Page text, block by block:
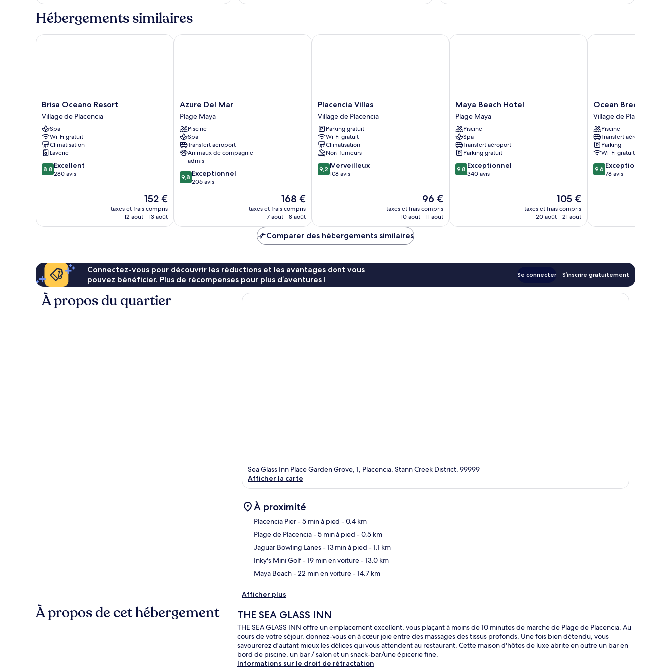
chambre
Simple
Simple
Studio
Hébergements similaires
Brisa
Oceano
Resort
Village
de
Placencia
Brisa Oceano Resort
Village de Placencia
Spa
Wi-Fi gratuit
Climatisation
Laverie
8.8
sur
8,8 Excellent
280 avis
Le
nouveau
prix
152 €
taxes et frais compris
12 août - 13 août
Brisa Oceano Resort
Azure
Del
Mar
Plage
Maya
Azure Del Mar
Plage Maya
Piscine
Spa
Transfert aéroport
Animaux de compagnie
admis
9.8
sur
9,8 Exceptionnel
206 avis
Le
nouveau
prix
de
168 €
168 €
taxes et frais compris
7 août - 8 août
Azure Del Mar
Placencia
Villas
Village
de
Placencia
Placencia Villas
Village de Placencia
Parking gratuit
Wi-Fi gratuit
Climatisation
Non-fumeurs
9.2
sur
9,2 Merveilleux
108 avis
Le
nouveau
prix
96 €
taxes et frais compris
10 août - 11 août
Placencia Villas
Maya
Beach
Hotel
Plage
Maya
Maya Beach Hotel
Plage Maya
Piscine
Spa
Transfert aéroport
Parking gratuit
9.8
sur
9,8 Exceptionnel
340 avis
Le
nouveau
prix
105 €
taxes et frais compris
20 août - 21 août
Maya Beach Hotel
Ocean
Breeze
Village
de
Placencia
Ocean Breeze
Village de Placencia
Piscine
Transfert aéroport
Parking
Wi-Fi gratuit
9.6
sur
9,6 Exceptionnel
78 avis
Ocean Breeze
Comparer des hébergements similaires
Connectez-vous pour découvrir les réductions et les avantages dont vous
pouvez bénéficier. Plus de récompenses pour plus d’aventures !
Se connecter S’inscrire gratuitement
À propos du quartier
Sea Glass Inn Place Garden Grove, 1, Placencia, Stann Creek District, 99999
Afficher la carte
À proximité
Placencia Pier- 5 min à pied - 0.4 km
Plage de Placencia- 5 min à pied - 0.5 km
Jaguar Bowling Lanes- 13 min à pied - 1.1 km
Inky's Mini Golf- 19 min en voiture- 13.0 km
Maya Beach- 22 min en voiture- 14.7 km
Afficher plus
À propos de cet hébergement THE SEA GLASS INN
THE SEA GLASS INN offre un emplacement excellent, vous plaçant à moins de 10 minutes de marche de Plage de Placencia. Au
cours de votre séjour, donnez-vous en à cœur joie entre des massages des tissus profonds. Une fois bien détendu, vous
savourerez d'autant mieux les délices qui vous attendent au restaurant. Cette maison d'hôtes de luxe abrite en outre un bar en
bord de piscine, un bar / salon et un snack-bar/une épicerie fine.
Informations sur le droit de rétractation